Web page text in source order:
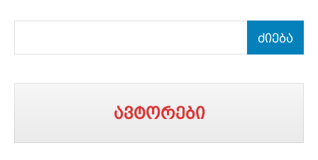
ძიება
ავტორები